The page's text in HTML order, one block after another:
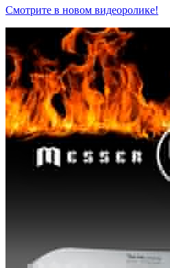
Смотрите в новом видеоролике!